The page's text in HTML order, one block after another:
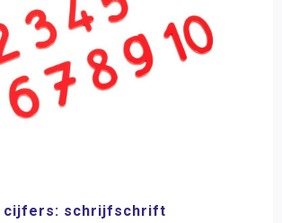
cijfers: schrijfschrift